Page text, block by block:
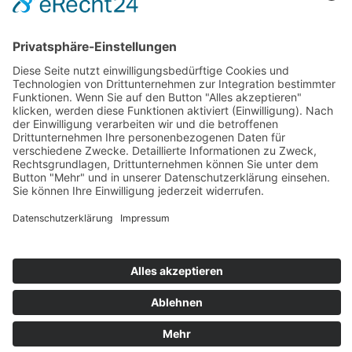
Shop
Vinothek/Öffnungszeiten
Weinprobe
Kontakt
Mein Konto
Mein Warenkorb
Mein Konto
Sicher und einfach bezahlen:
Wiederverkäufer
Downloads
Folgen Sie uns auch auf:
Zahlungsarten
Lieferung und Versandkosten